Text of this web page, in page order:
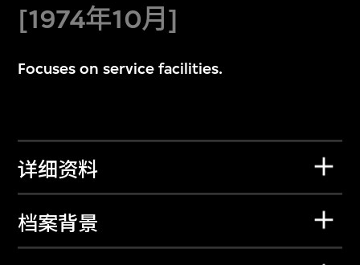
[1974年10月]
Focuses on service facilities.
详细资料
档案背景